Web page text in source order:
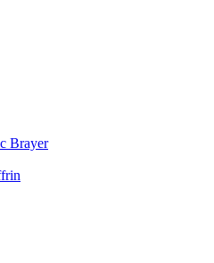
Brayer